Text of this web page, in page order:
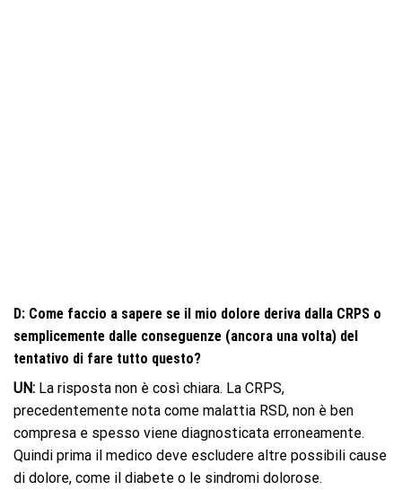
D: Come faccio a sapere se il mio dolore deriva dalla CRPS o
semplicemente dalle conseguenze (ancora una volta) del
tentativo di fare tutto questo?
UN: La risposta non è così chiara. La CRPS,
precedentemente nota come malattia RSD, non è ben
compresa e spesso viene diagnosticata erroneamente.
Quindi prima il medico deve escludere altre possibili cause
di dolore, come il diabete o le sindromi dolorose.